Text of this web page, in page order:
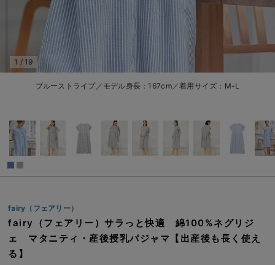
快適機能ウェア特集 トップス
快適機能ウェア特集 ボトムス
快適機能ウェア特集 パジャマ
erbaviva（エルバビーバ）
ハレの日に着るANGELIEBEのセレモニー
買って正解！高評価レビューアイテム
親子コーデ｜ママとベビーにおすすめ！
便利な育児家電
Gift Selection 出産祝い
何枚あっても嬉しい
ブルーストライプ／モデル身長：167cm／着用サイズ：M-L
1 / 19
fairy（フェアリー）
fairy（フェアリー）サラっと快適 綿100%ネグリジ
ェ マタニティ・産後授乳パジャマ【出産後も長く使え
る】
グレーチェック
閉じる